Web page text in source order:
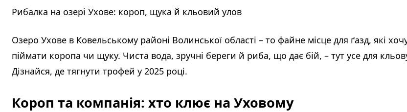
Рибалка на озері Ухове: короп, щука й кльовий улов
Озеро Ухове в Ковельському районі Волинської області – то файне місце для ґазд, які
піймати коропа чи щуку. Чиста вода, зручні береги й риба, що дає бій, – тут усе для
Дізнайся, де тягнути трофей у 2025 році.
Короп та компанія: хто клює на Уховому